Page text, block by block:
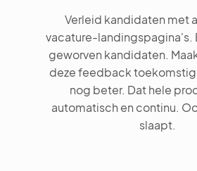
Verleid kandidaten met
vacature-landingspagina's.
geworven kandidaten.
deze feedback
nog beter. Dat hele
automatisch en continu.
slaapt.